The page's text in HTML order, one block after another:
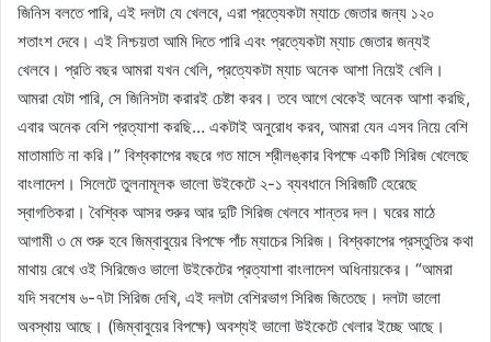
জিনিস বলতে পারি, এই দলটা যে খেলবে, এরা প্রত্যেকটা ম্যাচে জেতার জন্য ১২০
শতাংশ দেবে। এই নিশ্চয়তা আমি দিতে পারি এবং প্রত্যেকটা ম্যাচ জেতার জন্যই
খেলবে। প্রতি বছর আমরা যখন খেলি, প্রত্যেকটা ম্যাচ অনেক আশা নিয়েই খেলি।
আমরা যেটা পারি, সে জিনিসটা করারই চেষ্টা করব। তবে আগে থেকেই অনেক আশা করছি,
এবার অনেক বেশি প্রত্যাশা করছি… একটাই অনুরোধ করব, আমরা যেন এসব নিয়ে বেশি
মাতামাতি না করি।” বিশ্বকাপের বছরে গত মাসে শ্রীলঙ্কার বিপক্ষে একটি সিরিজ খেলেছে
বাংলাদেশ। সিলেটে তুলনামূলক ভালো উইকেটে ২-১ ব্যবধানে সিরিজটি হেরেছে
স্বাগতিকরা। বৈশ্বিক আসর শুরুর আর দুটি সিরিজ খেলবে শান্তর দল। ঘরের মাঠে
আগামী ৩ মে শুরু হবে জিম্বাবুয়ের বিপক্ষে পাঁচ ম্যাচের সিরিজ। বিশ্বকাপের প্রস্তুতির কথা
মাথায় রেখে ওই সিরিজেও ভালো উইকেটের প্রত্যাশা বাংলাদেশ অধিনায়কের। “আমরা
যদি সবশেষ ৬-৭টা সিরিজ দেখি, এই দলটা বেশিরভাগ সিরিজ জিতেছে। দলটা ভালো
অবস্থায় আছে। (জিম্বাবুয়ের বিপক্ষে) অবশ্যই ভালো উইকেটে খেলার ইচ্ছে আছে।